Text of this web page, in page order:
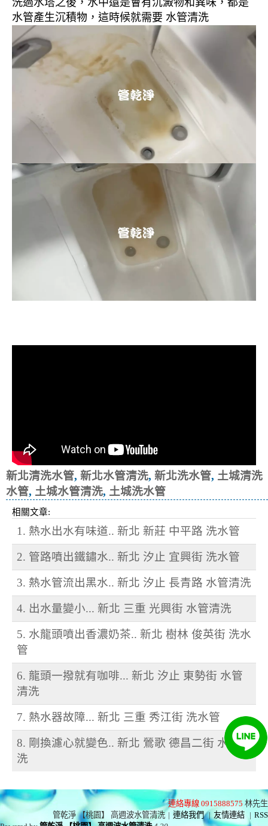
洗過水塔之後，水中還是會有沉澱物和異味，都是
水管產生沉積物，這時候就需要 水管清洗
新北清洗水管, 新北水管清洗, 新北洗水管, 土城清洗
水管, 土城水管清洗, 土城洗水管
相關文章:
1. 熱水出水有味道.. 新北 新莊 中平路 洗水管
2. 管路噴出鐵鏽水.. 新北 汐止 宜興街 洗水管
3. 熱水管流出黑水.. 新北 汐止 長青路 水管清洗
4. 出水量變小... 新北 三重 光興街 水管清洗
5. 水龍頭噴出香濃奶茶.. 新北 樹林 俊英街 洗水
管
6. 龍頭一撥就有咖啡... 新北 汐止 東勢街 水管
清洗
7. 熱水器故障... 新北 三重 秀江街 洗水管
8. 剛換濾心就變色.. 新北 鶯歌 德昌二街 水管清
洗
連絡專線 0915888575 林先生
管乾淨 【桃園】 高週波水管清洗 | 連絡我們 | 友情連結 | RSS